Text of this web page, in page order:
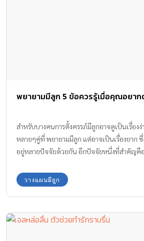
พยายามมีลูก 5 ข้อควรรู้เมื่อคุณอยา
สำหรับบางคนการตั้งครรภ์มีลูกอาจดูเป็นเรื่อง
หลายๆคู่ที่ พยายามมีลูก แต่อาจเป็นเรื่องยาก
อยู่หลายปัจจัยด้วยกัน อีกปัจจัยหนึ่งที่สำคัญคือ
วางแผนมีลูก